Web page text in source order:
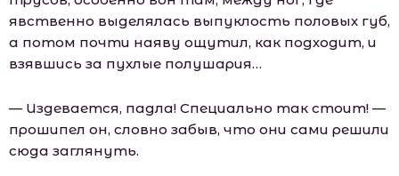
явственно выделялась выпуклость половых губ,
а потом почти наяву ощутил, как подходит, и
взявшись за пухлые полушария…
— Издевается, падла! Специально так стоит! —
прошипел он, словно забыв, что они сами решили
сюда заглянуть.